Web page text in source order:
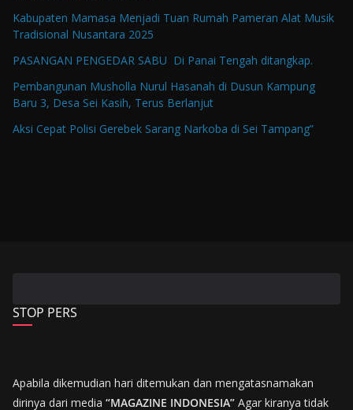
Kabupaten Mamasa Menjadi Tuan Rumah Pameran Alat Musik
Tradisional Nusantara 2025
PASANGAN PENGEDAR SABU Di Panai Tengah ditangkap.
Pembangunan Musholla Nurul Hasanah di Dusun Kampung
Baru 3, Desa Sei Kasih, Terus Berlanjut
Aksi Cepat Polisi Gerebek Sarang Narkoba di Sei Tampang”
STOP PERS
Apabila dikemudian hari ditemukan dan mengatasnamakan
dirinya dari media “MAGAZINE INDONESIA” Agar kiranya tidak